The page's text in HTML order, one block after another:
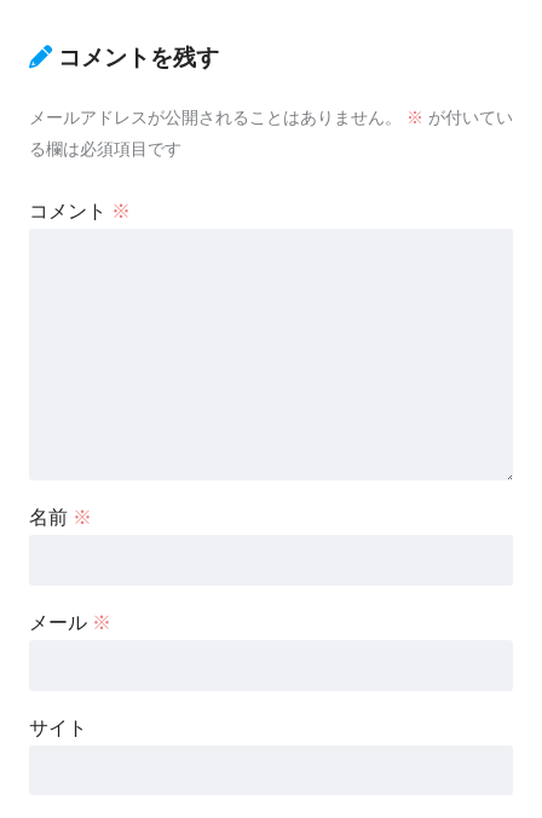
コメントを残す
メールアドレスが公開されることはありません。 ※ が付いてい
る欄は必須項目です
コメント ※
名前 ※
メール ※
サイト